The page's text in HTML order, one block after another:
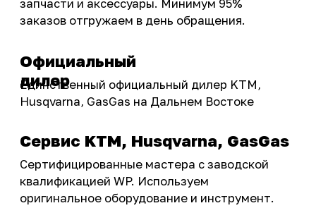
Подобрать запчасти
Самовывоз
Возврат товаров
Оплата
Как купить
ПОКУПАТЕЛЮ